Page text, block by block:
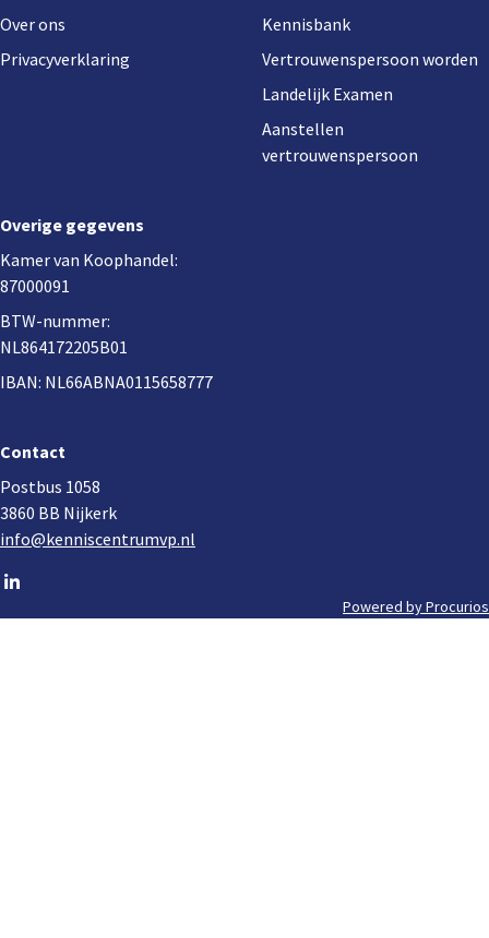
navigation
Over ons
Privacyverklaring
Kennisbank
Vertrouwenspersoon worden
Landelijk Examen
Aanstellen
vertrouwenspersoon
Overige gegevens
Kamer van Koophandel:
87000091
BTW-nummer:
NL864172205B01
IBAN: NL66ABNA0115658777
Contact
Postbus 1058
3860 BB Nijkerk
info@kenniscentrumvp.nl
Footer
Powered by Procurios